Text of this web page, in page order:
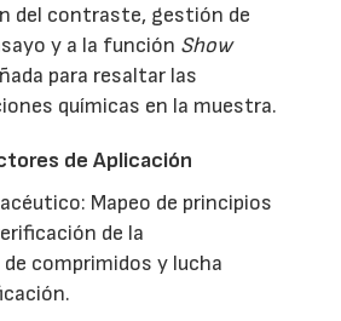
del contraste, gestión de
y a la función Show
para resaltar las
químicas en la muestra.
de Aplicación
Mapeo de principios
de la
comprimidos y lucha